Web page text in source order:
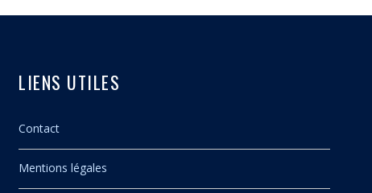
LIENS UTILES
Contact
Mentions légales